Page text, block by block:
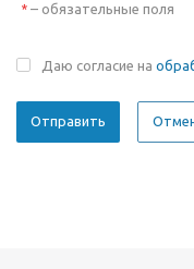
* – обязательные поля
Даю согласие на